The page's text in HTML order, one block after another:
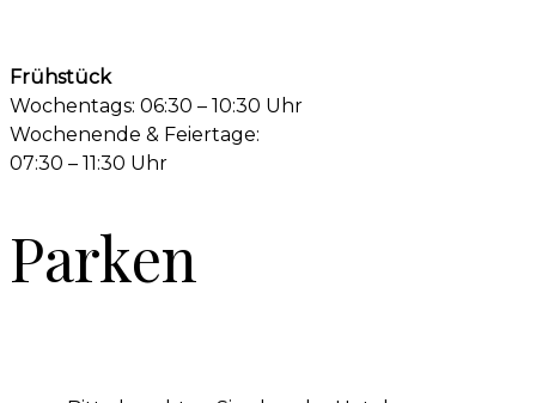
Frühstück
Wochentags: 06:30 – 10:30 Uhr
Wochenende & Feiertage:
07:30 – 11:30 Uhr
Parken